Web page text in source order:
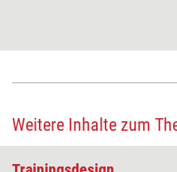
Weitere Inhalte zum